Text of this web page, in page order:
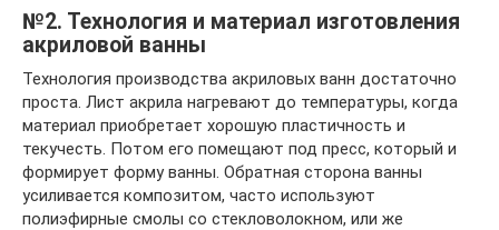
№2. Технология и материал изготовления
акриловой ванны
Технология производства акриловых ванн достаточно
проста. Лист акрила нагревают до температуры, когда
материал приобретает хорошую пластичность и
текучесть. Потом его помещают под пресс, который и
формирует форму ванны. Обратная сторона ванны
усиливается композитом, часто используют
полиэфирные смолы со стекловолокном, или же